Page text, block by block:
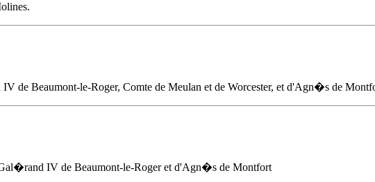
de Beaumont-le-Roger, Comte de Meulan et de Worcester, et d'Agn�s de
IV de Beaumont-le-Roger et d'Agn�s de Montfort